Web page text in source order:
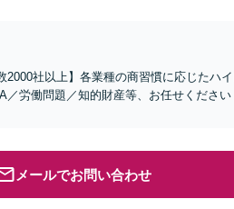
2000社以上】各業種の商習慣に応じたハ
労働問題／知的財産等、お任せください
メールでお問い合わせ